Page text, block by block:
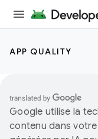
APP QUALITY
Google utilise la
contenu dans